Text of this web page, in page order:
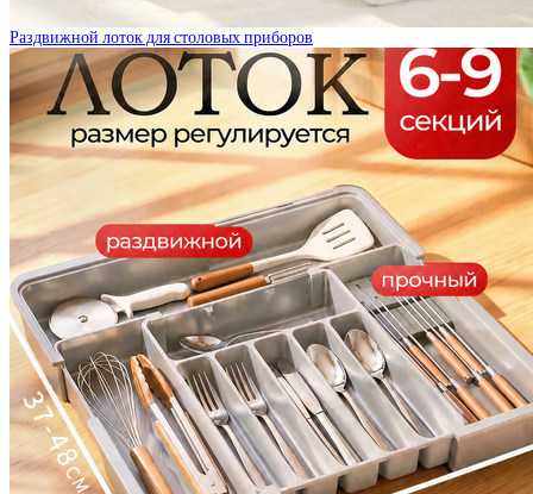
Раздвижной лоток для столовых приборов